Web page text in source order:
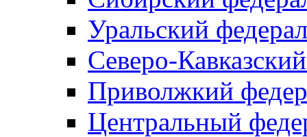
Уральский
Северо-
Приволжкий
Центральный